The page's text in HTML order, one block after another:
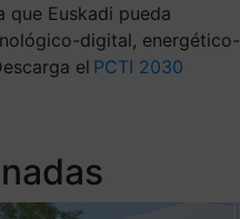
que Euskadi pueda
digital, energético-
el PCTI 2030